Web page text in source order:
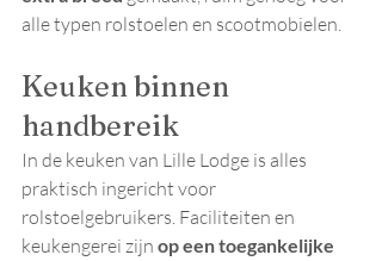
alle typen rolstoelen en scootmobielen.
Keuken binnen
handbereik
In de keuken van Lille Lodge is alles
praktisch ingericht voor
rolstoelgebruikers. Faciliteiten en
keukengerei zijn op een toegankelijke